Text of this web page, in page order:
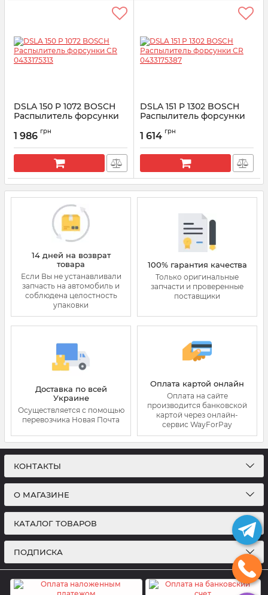
DSLA 150 P 1072 BOSCH
Распылитель форсунки
Артикул:
1 986 грн
DSLA 151 P 1302 BOSCH
Распылитель форсунки
Артикул:
1 614 грн
14 дней на возврат
товара
Если Вы не устанавливали
запчасть на автомобиль и
соблюдена целостность
упаковки
100% гарантия качества
Только оригинальные
запчасти и проверенные
поставщики
Доставка по всей
Украине
Осуществляется с помощью
перевозчика Новая Почта
Оплата картой онлайн
Оплата на сайте
производится банковской
картой через онлайн-
сервис WayForPay
КОНТАКТЫ
О МАГАЗИНЕ
КАТАЛОГ ТОВАРОВ
ПОДПИСКА